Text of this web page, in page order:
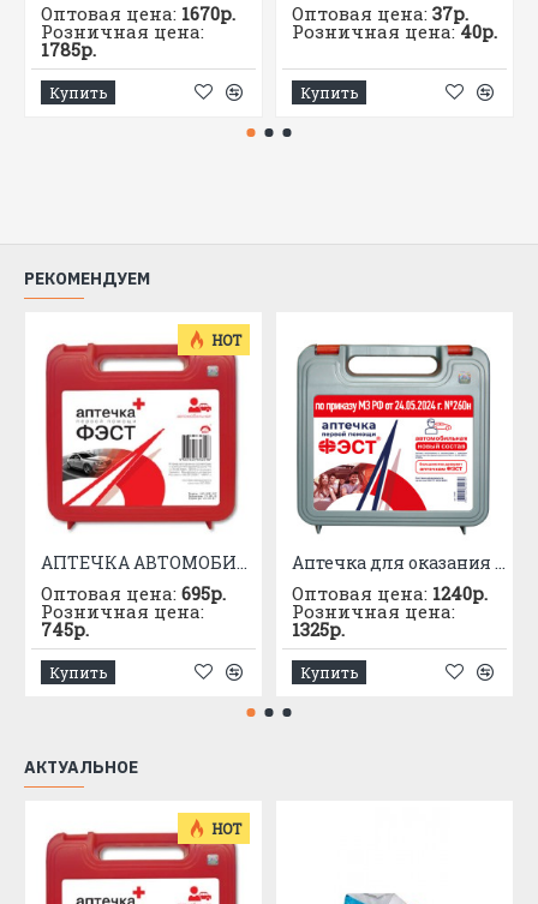
Оптовая цена: 1670р.
Розничная цена:
1785р.
Купить
Оптовая цена: 37р.
Розничная цена:40р.
Купить
РЕКОМЕНДУЕМ
HOT
АПТЕЧКА АВТОМОБИЛЬНАЯ приказ №1080
Оптовая цена: 695р.
Розничная цена:
745р.
Купить
Аптечка для оказания первой помощи с применением медицинских изделий пострадавшим в дорожно-транспортных происшествиях (автомобильная) – «ФЭСТ»
Оптовая цена: 1240р.
Розничная цена:
1325р.
Купить
АКТУАЛЬНОЕ
HOT